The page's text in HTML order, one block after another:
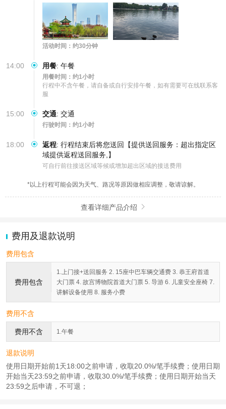
活动时间：约30分钟
14:00 用餐: 午餐
用餐时间：约1小时
行程中不含午餐，请自备或自行安排午餐，如有需要可在线联系客
服
15:00 交通: 交通
行驶时间：约1小时
18:00 返程: 行程结束后将您送回【提供送回服务：超出指定区
域提供返程送回服务,】
可自行前往接送区域等候或增加超出区域的接送费用
*以上行程可能会因为天气、路况等原因做相应调整，敬请谅解。
查看详细产品介绍 
费用及退款说明
费用包含
费用包含
1.上门接+送回服务 2. 15座中巴车辆交通费 3. 恭王府首道
大门票 4. 故宫博物院首道大门票 5. 导游 6. 儿童安全座椅 7.
讲解设备使用 8. 服务小费
费用不含
费用不含 1.午餐
退款说明
使用日期开始前1天18:00之前申请，收取20.0%/笔手续费；使用日期
开始当天23:59之前申请，收取30.0%/笔手续费；使用日期开始当天
23:59之后申请，不可退；